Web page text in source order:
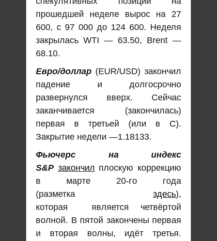
прошедшей неделе вырос на 27
600, с 97 000 до 124 600. Неделя
закрылась WTI — 63.50, Brent —
68.10.
Евро/доллар (EUR/USD) закончил
падение и долгосрочно
развернулся вверх. Сейчас
заканчивается (закончилась)
первая в третьей (или в С).
Закрытие недели —1.18133.
Фьючерс на индекс
S&P закончил плоскую коррекцию
в марте 20-го года
(разметка здесь),
которая является четвёртой
волной. В пятой закончены первая
и вторая волны, идёт третья.